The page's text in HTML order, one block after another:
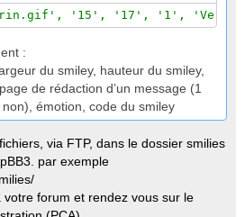
'15', '17', '1', 'Very
:
du smiley, hauteur du smiley,
de rédaction d’un message (1
émotion, code du smiley
via FTP, dans le dossier smilies
par exemple
votre forum et rendez vous sur le